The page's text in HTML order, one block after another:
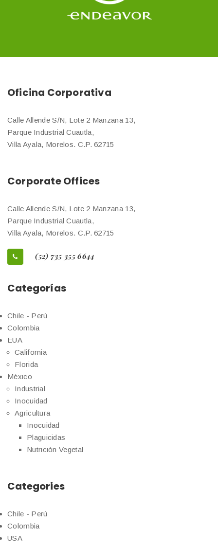
Oficina Corporativa
Calle Allende S/N, Lote 2 Manzana 13,
Parque Industrial Cuautla,
Villa Ayala, Morelos. C.P. 62715
Corporate Offices
Calle Allende S/N, Lote 2 Manzana 13,
Parque Industrial Cuautla,
Villa Ayala, Morelos. C.P. 62715
(52) 735 355 6644
Categorías
Chile - Perú
Colombia
EUA
California
Florida
México
Industrial
Inocuidad
Agricultura
Inocuidad
Plaguicidas
Nutrición Vegetal
Categories
Chile - Perú
Colombia
USA